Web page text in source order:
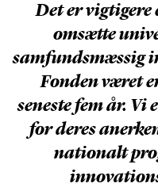
Det er vigtigere
omsætte
samfundsmæssig
Fonden været
seneste fem år.
for deres
nationalt